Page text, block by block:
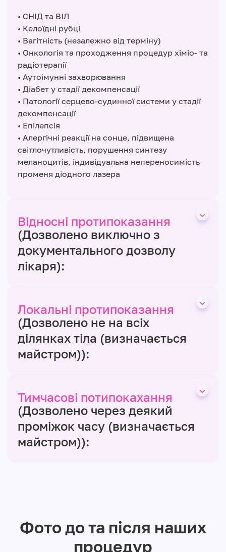
• СНІД та ВІЛ
• Келоїдні рубці
• Вагітність (незалежно від терміну)
• Онкологія та проходження процедур хіміо- та
радіотерапії
• Аутоімунні захворювання
• Діабет у стадії декомпенсації
• Патології серцево-судинної системи у стадії
декомпенсації
• Епілепсія
• Алергічні реакції на сонце, підвищена
світлочутливість, порушення синтезу
меланоцитів, індивідуальна непереносимість
променя діодного лазера
Відносні протипоказання
(Дозволено виключно з
документального дозволу
лікаря):
Локальні протипоказання
(Дозволено не на всіх
ділянках тіла (визначається
майстром)):
Тимчасові потипокахання
(Дозволено через деякий
проміжок часу (визначається
майстром)):
Фото до та після наших
процедур